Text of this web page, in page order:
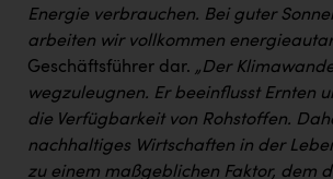
Energie verbrauchen. Bei guter
arbeiten wir vollkommen
Geschäftsführer dar. „Der
wegzuleugnen. Er beeinflusst Ernten
die Verfügbarkeit von Rohstoffen.
nachhaltiges Wirtschaften in der
zu einem maßgeblichen Faktor, dem